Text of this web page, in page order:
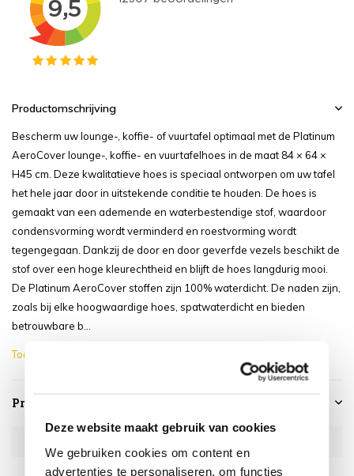
Deze website maakt gebruik van cookies
We gebruiken cookies om content en
advertenties te personaliseren, om functies
Productomschrijving
Bescherm uw lounge-, koffie- of vuurtafel optimaal met de Platinum
AeroCover lounge-, koffie- en vuurtafelhoes in de maat 84 × 64 ×
H45 cm. Deze kwalitatieve hoes is speciaal ontworpen om uw tafel
het hele jaar door in uitstekende conditie te houden. De hoes is
gemaakt van een ademende en waterbestendige stof, waardoor
condensvorming wordt verminderd en roestvorming wordt
tegengegaan. Dankzij de door en door geverfde vezels beschikt de
stof over een hoge kleurechtheid en blijft de hoes langdurig mooi.
De Platinum AeroCover stoffen zijn 100% waterdicht. De naden zijn,
zoals bij elke hoogwaardige hoes, spatwaterdicht en bieden
betrouwbare b...
Toon meer
Productspecificaties
SKU PL9110